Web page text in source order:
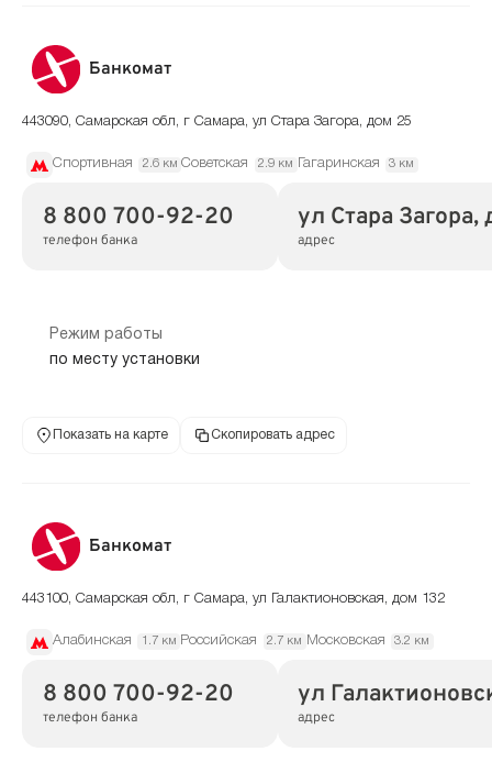
Банкомат
443090, Самарская обл, г Самара, ул Стара Загора, дом 25
Спортивная 2.6 км Советская 2.9 км Гагаринская 3 км
8 800 700-92-20
телефон банка
ул Стара Загора,
адрес
Режим работы
по месту установки
Показать на карте Скопировать адрес
Банкомат
443100, Самарская обл, г Самара, ул Галактионовская, дом 132
Алабинская 1.7 км Российская 2.7 км Московская 3.2 км
8 800 700-92-20
телефон банка
ул
адрес